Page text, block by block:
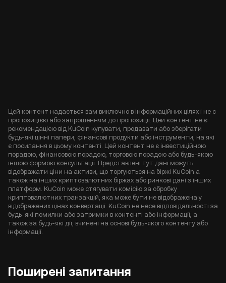
Цей контент надається вам виключно в інформаційних цілях і не є
пропозицією або запрошенням до пропозиції. Цей контент не є
рекомендацією від KuCoin купувати, продавати або зберігати
будь-які цінні папери, фінансові продукти або інструменти, на які
є посилання в цьому контенті. Цей контент не є інвестиційною
порадою, фінансовою порадою, торговою порадою або будь-якою
іншою формою консультації. Представлені тут дані можуть
відображати ціни на активи, що торгуються на біржі KuCoin а
також на інших криптовалютних біржах або ринкові дані з інших
платформ. KuCoin може стягувати комісію за обробку
криптовалютних транзакцій, яка може бути не відображена у
відображених цінах конвертації. KuCoin не несе відповідальності за
будь-які помилки або затримки в контенті або інформації, а
також за будь-які дії, вчинені на основі будь-якого контенту або
інформації.
Поширені запитання